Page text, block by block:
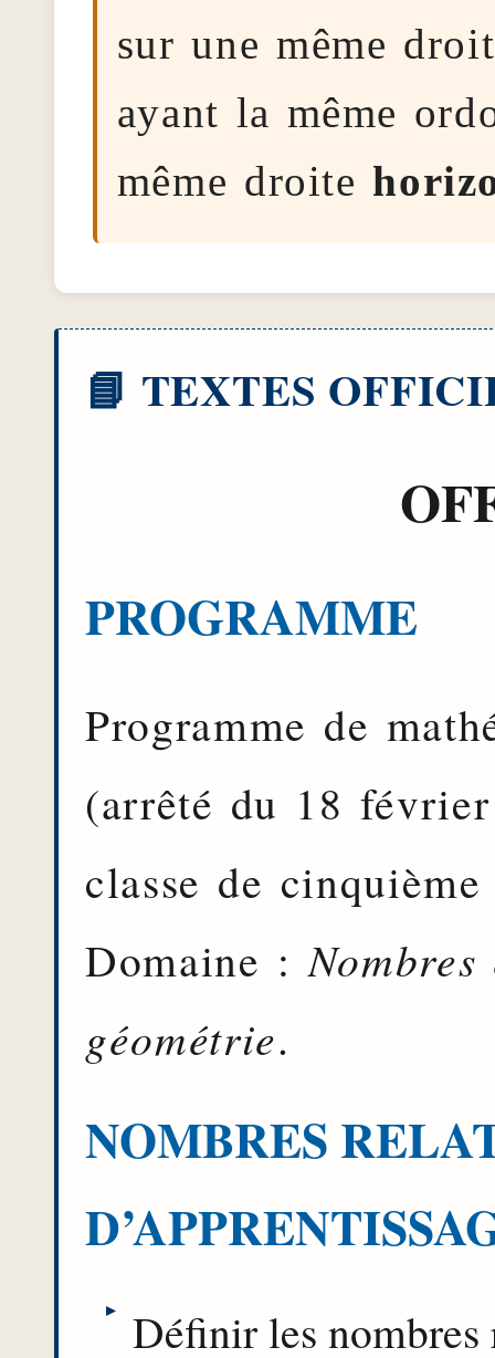
sur une même
ayant la même
même droite
PROGRAMME
Programme de
(arrêté du 18
classe de
Domaine :
géométrie.
NOMBRES
Définir les nombres